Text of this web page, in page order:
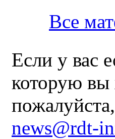
Все
Если у вас
которую вы
news@rdt-